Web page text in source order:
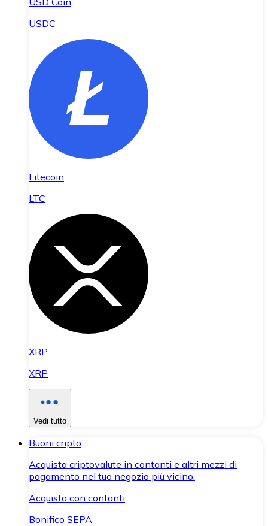
USDC
Litecoin
LTC
XRP
XRP
Vedi tutto
Buoni cripto
Acquista criptovalute in contanti e altri mezzi di
pagamento nel tuo negozio più vicino.
Acquista con contanti
Bonifico SEPA